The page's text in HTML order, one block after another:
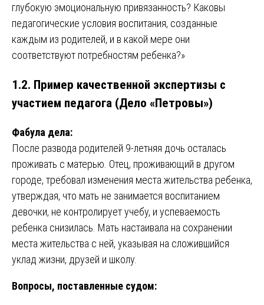
глубокую эмоциональную привязанность? Каковы
педагогические условия воспитания, созданные
каждым из родителей, и в какой мере они
соответствуют потребностям ребенка?»
1.2. Пример качественной экспертизы с
участием педагога (Дело «Петровы»)
Фабула дела:
После развода родителей 9-летняя дочь осталась
проживать с матерью. Отец, проживающий в другом
городе, требовал изменения места жительства ребенка,
утверждая, что мать не занимается воспитанием
девочки, не контролирует учебу, и успеваемость
ребенка снизилась. Мать настаивала на сохранении
места жительства с ней, указывая на сложившийся
уклад жизни, друзей и школу.
Вопросы, поставленные судом: